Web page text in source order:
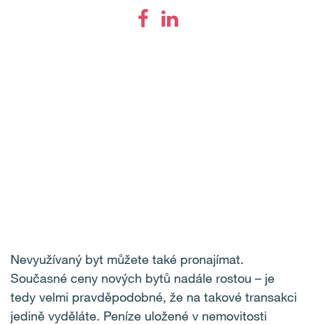
Nevyužívaný byt můžete také pronajímat.
Současné ceny nových bytů nadále rostou – je
tedy velmi pravděpodobné, že na takové transakci
jedině vyděláte. Peníze uložené v nemovitosti